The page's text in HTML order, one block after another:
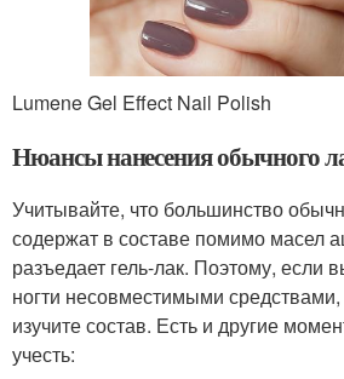
Lumene Gel Effect Nail Polish
Нюансы нанесения обычного
Учитывайте, что большинство
содержат в составе помимо масел
разъедает гель-лак. Поэтому, если
ногти несовместимыми
изучите состав. Есть и другие
учесть: